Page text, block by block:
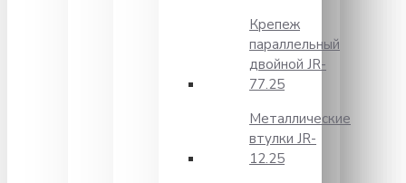
Крепеж
параллельный
двойной JR-
77.25
Металлические
втулки JR-
12.25